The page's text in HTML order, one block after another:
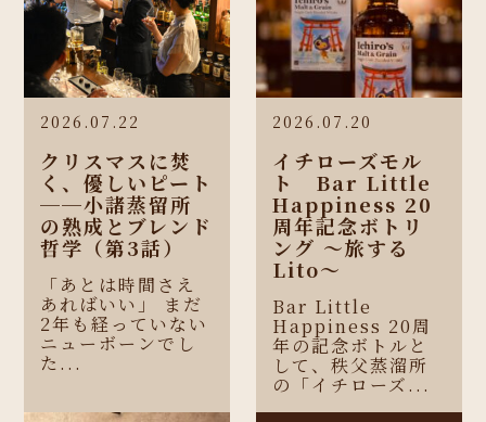
2026.07.22
クリスマスに焚
く、優しいピート
──小諸蒸留所
の熟成とブレンド
哲学（第3話）
「あとは時間さえ
あればいい」 まだ
2年も経っていない
ニューボーンでし
た...
2026.07.20
イチローズモル
ト Bar Little
Happiness 20
周年記念ボトリ
ング 〜旅する
Lito〜
Bar Little
Happiness 20周
年の記念ボトルと
して、秩父蒸溜所
の「イチローズ...